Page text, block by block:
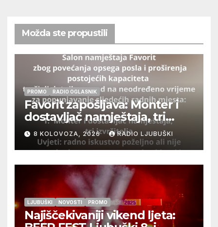
Možda ste propustili
PROMO RADIO OGLASNIK
Favorit zapošljava: Monter i
dostavljač namještaja, tri
izvršitelja
8 KOLOVOZA, 2026 RADIO LJUBUŠKI
LJUBUŠKI NOVOSTI PROMO
Najiščekivaniji vikend ljeta: